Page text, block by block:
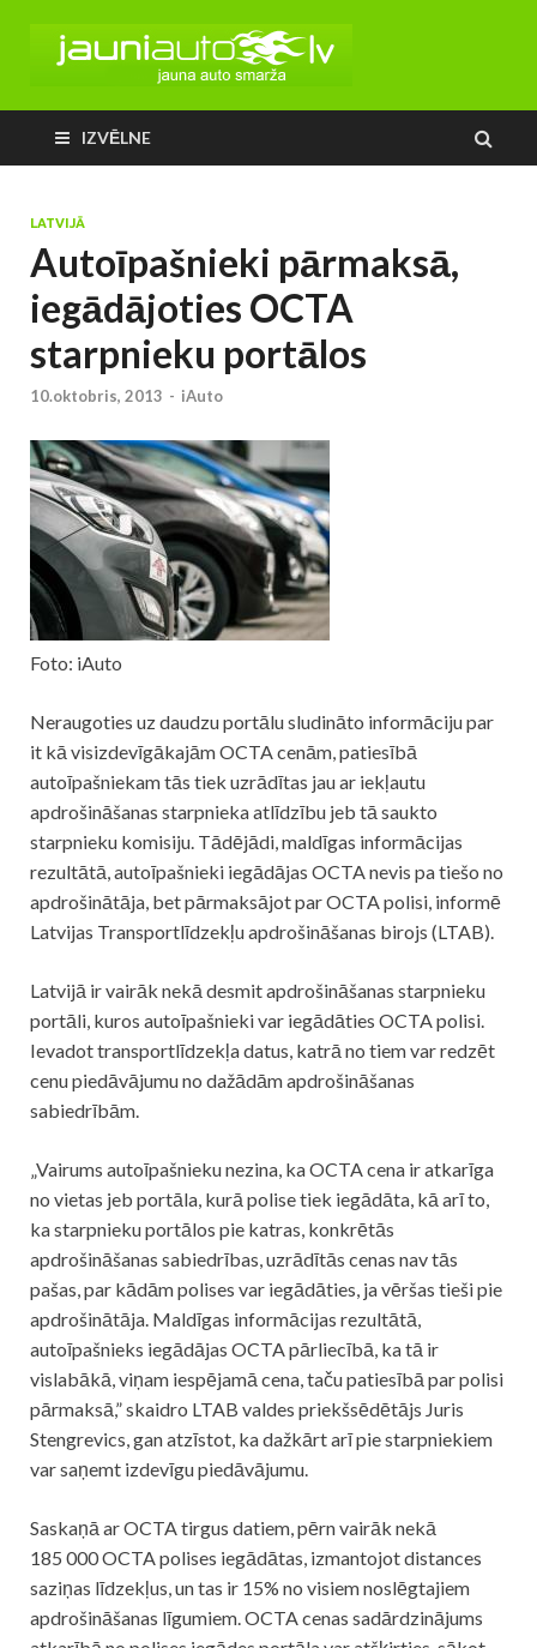
IZVĒLNE
LATVIJĀ
Autoīpašnieki pārmaksā,
iegādājoties OCTA
starpnieku portālos
10.oktobris, 2013 - iAuto
Foto: iAuto
Neraugoties uz daudzu portālu sludināto informāciju par
it kā visizdevīgākajām OCTA cenām, patiesībā
autoīpašniekam tās tiek uzrādītas jau ar iekļautu
apdrošināšanas starpnieka atlīdzību jeb tā saukto
starpnieku komisiju. Tādējādi, maldīgas informācijas
rezultātā, autoīpašnieki iegādājas OCTA nevis pa tiešo no
apdrošinātāja, bet pārmaksājot par OCTA polisi, informē
Latvijas Transportlīdzekļu apdrošināšanas birojs (LTAB).
Latvijā ir vairāk nekā desmit apdrošināšanas starpnieku
portāli, kuros autoīpašnieki var iegādāties OCTA polisi.
Ievadot transportlīdzekļa datus, katrā no tiem var redzēt
cenu piedāvājumu no dažādām apdrošināšanas
sabiedrībām.
„Vairums autoīpašnieku nezina, ka OCTA cena ir atkarīga
no vietas jeb portāla, kurā polise tiek iegādāta, kā arī to,
ka starpnieku portālos pie katras, konkrētās
apdrošināšanas sabiedrības, uzrādītās cenas nav tās
pašas, par kādām polises var iegādāties, ja vēršas tieši pie
apdrošinātāja. Maldīgas informācijas rezultātā,
autoīpašnieks iegādājas OCTA pārliecībā, ka tā ir
vislabākā, viņam iespējamā cena, taču patiesībā par polisi
pārmaksā,” skaidro LTAB valdes priekšsēdētājs Juris
Stengrevics, gan atzīstot, ka dažkārt arī pie starpniekiem
var saņemt izdevīgu piedāvājumu.
Saskaņā ar OCTA tirgus datiem, pērn vairāk nekā
185 000 OCTA polises iegādātas, izmantojot distances
saziņas līdzekļus, un tas ir 15% no visiem noslēgtajiem
apdrošināšanas līgumiem. OCTA cenas sadārdzinājums